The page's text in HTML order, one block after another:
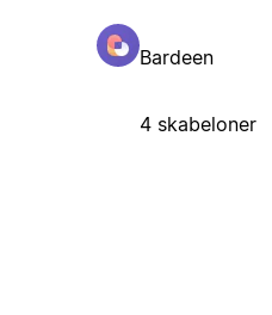
Bardeen
4 skabeloner